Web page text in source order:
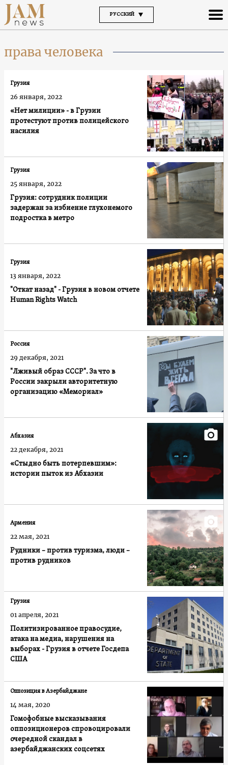
РУССКИЙ
права человека
«Нет милиции» - в Грузии
протестуют против полицейского
насилия
Грузия
26 января, 2022
Грузия: сотрудник полиции
задержан за избиение глухонемого
подростка в метро
Грузия
25 января, 2022
"Откат назад" - Грузия в новом отчете
Human Rights Watch
Грузия
13 января, 2022
"Лживый образ СССР". За что в
России закрыли авторитетную
организацию «Мемориал»
Россия
29 декабря, 2021
«Стыдно быть потерпевшим»:
истории пыток из Абхазии
Абхазия
22 декабря, 2021
Рудники – против туризма, люди –
против рудников
Армения
22 мая, 2021
Политизированное правосудие,
атака на медиа, нарушения на
выборах - Грузия в отчете Госдепа
США
Грузия
01 апреля, 2021
Гомофобные высказывания
оппозиционеров спровоцировали
очередной скандал в
азербайджанских соцсетях
Оппозиция в Азербайджане
14 мая, 2020